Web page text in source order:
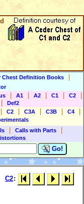
Chest Definition Books
A1 A2 C1 C2
Def2
C2 C3A C3B C4
Calls with Parts
Go!
C2: